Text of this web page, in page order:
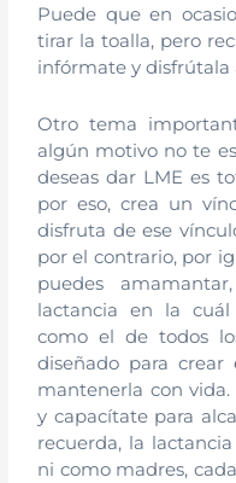
Puede que en
tirar la toalla, pero
infórmate y disfrútala
Otro tema
algún motivo no te
deseas dar LME es
por eso, crea un
disfruta de ese
por el contrario, por
puedes
lactancia en la
como el de todos
diseñado para
mantenerla con
y capacítate para
recuerda, la
ni como madres,